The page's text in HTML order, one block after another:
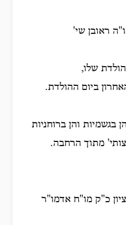
ראובן שי'
שלו,
ביום ההולדת.
והן ברוחניות
מתוך הרחבה.
כ"ק מו"ח אדמו"ר